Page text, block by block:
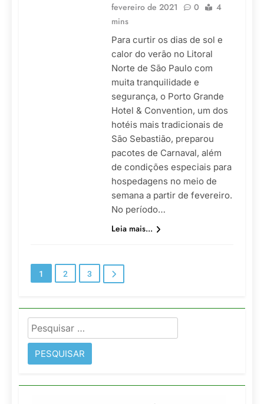
fevereiro de 2021
0
4
mins
Para curtir os dias de sol e
calor do verão no Litoral
Norte de São Paulo com
muita tranquilidade e
segurança, o Porto Grande
Hotel & Convention, um dos
hotéis mais tradicionais de
São Sebastião, preparou
pacotes de Carnaval, além
de condições especiais para
hospedagens no meio de
semana a partir de fevereiro.
No período…
Leia mais...
1 2 3
Pesquisar
por: